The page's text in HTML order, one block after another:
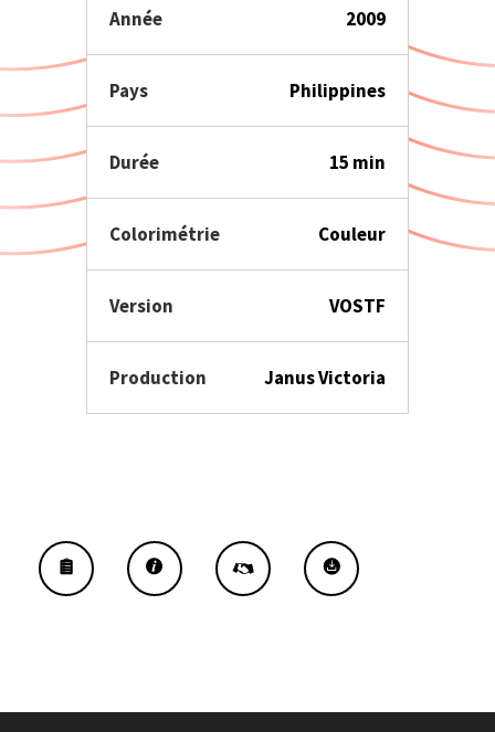
Année 2009
Pays Philippines
Durée 15 min
Colorimétrie Couleur
Version VOSTF
Production Janus Victoria